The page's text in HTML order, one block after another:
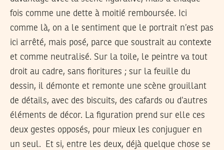
fois comme une dette à moitié remboursée. Ici
comme là, on a le sentiment que le portrait n’est pas
ici arrêté, mais posé, parce que soustrait au contexte
et comme neutralisé. Sur la toile, le peintre va tout
droit au cadre, sans fioritures ; sur la feuille du
dessin, il démonte et remonte une scène grouillant
de détails, avec des biscuits, des cafards ou d’autres
éléments de décor. La figuration prend sur elle ces
deux gestes opposés, pour mieux les conjuguer en
un seul. Et si, entre les deux, déjà quelque chose se